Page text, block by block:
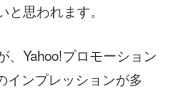
思われます。
、Yahoo!プロモーション
インプレッションが多